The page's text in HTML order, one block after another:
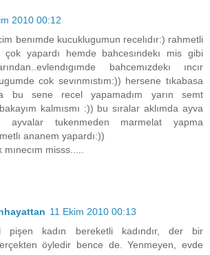
2010 00:12
benımde kucuklugumun recelıdır:) rahmetli
çok yapardı hemde bahcesındekı mis gibi
bahcemızdekı ıncır
cok sevınmıstım:)) hersene tıkabasa
bu sene recel yapamadım yarın semt
kalmısmı :)) bu sıralar aklımda ayva
ayvalar tukenmeden marmelat yapma
ananem yapardı:))
misss.....
11 Ekim 2010 00:13
pişen kadın bereketli kadındır, der bir
öyledir bence de. Yenmeyen, evde